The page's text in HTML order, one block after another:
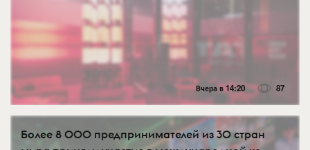
Вчера в 14:20 87
Более 8 000 предпринимателей из 30 стран